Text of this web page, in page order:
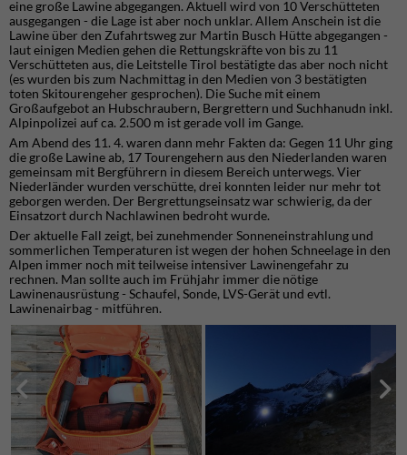
eine große Lawine abgegangen. Aktuell wird von 10 Verschütteten
ausgegangen - die Lage ist aber noch unklar. Allem Anschein ist die
Lawine über den Zufahrtsweg zur Martin Busch Hütte abgegangen -
laut einigen Medien gehen die Rettungskräfte von bis zu 11
Verschütteten aus, die Leitstelle Tirol bestätigte das aber noch nicht
(es wurden bis zum Nachmittag in den Medien von 3 bestätigten
toten Skitourengeher gesprochen). Die Suche mit einem
Großaufgebot an Hubschraubern, Bergrettern und Suchhanudn inkl.
Alpinpolizei auf ca. 2.500 m ist gerade voll im Gange.
Am Abend des 11. 4. waren dann mehr Fakten da: Gegen 11 Uhr ging
die große Lawine ab, 17 Tourengehern aus den Niederlanden waren
gemeinsam mit Bergführern in diesem Bereich unterwegs. Vier
Niederländer wurden verschütte, drei konnten leider nur mehr tot
geborgen werden. Der Bergrettungseinsatz war schwierig, da der
Einsatzort durch Nachlawinen bedroht wurde.
Der aktuelle Fall zeigt, bei zunehmender Sonneneinstrahlung und
sommerlichen Temperaturen ist wegen der hohen Schneelage in den
Alpen immer noch mit teilweise intensiver Lawinengefahr zu
rechnen. Man sollte auch im Frühjahr immer die nötige
Lawinenausrüstung - Schaufel, Sonde, LVS-Gerät und evtl.
Lawinenairbag - mitführen.